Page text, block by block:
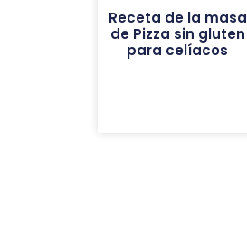
Receta de la masa
de Pizza sin gluten
para celíacos